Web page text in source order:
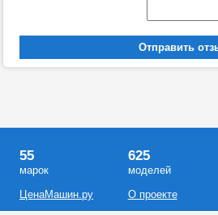
55
марок
ЦенаМашин.ру
625
моделей
О проекте